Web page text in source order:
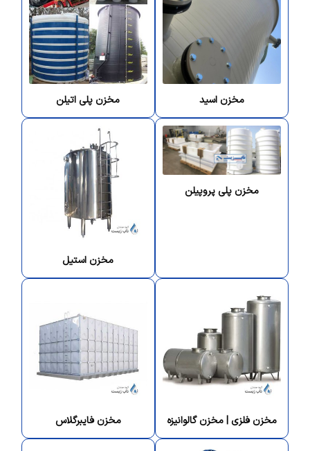
مخزن اسید مخزن پلی اتیلن
مخزن پلی پروپیلن
مخزن استیل
مخزن فلزی | مخزن گالوانیزه مخزن فایبرگلاس